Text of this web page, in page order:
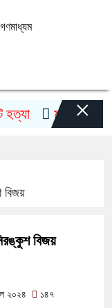
গণমাধ্যম
মুজিববর্ষ×
বিজয়
বিজয়
২০২৪ ১৪৭